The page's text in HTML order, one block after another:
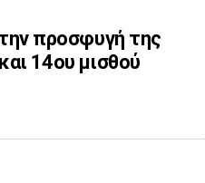
προσφυγή της
14ου μισθού